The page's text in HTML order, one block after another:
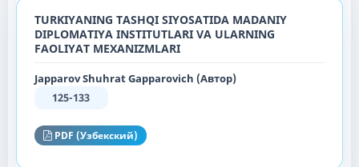
TURKIYANING TASHQI SIYOSATIDA MADANIY
DIPLOMATIYA INSTITUTLARI VA ULARNING
FAOLIYAT MEXANIZMLARI
Japparov Shuhrat Gapparovich (Автор)
125-133
PDF (Узбекский)